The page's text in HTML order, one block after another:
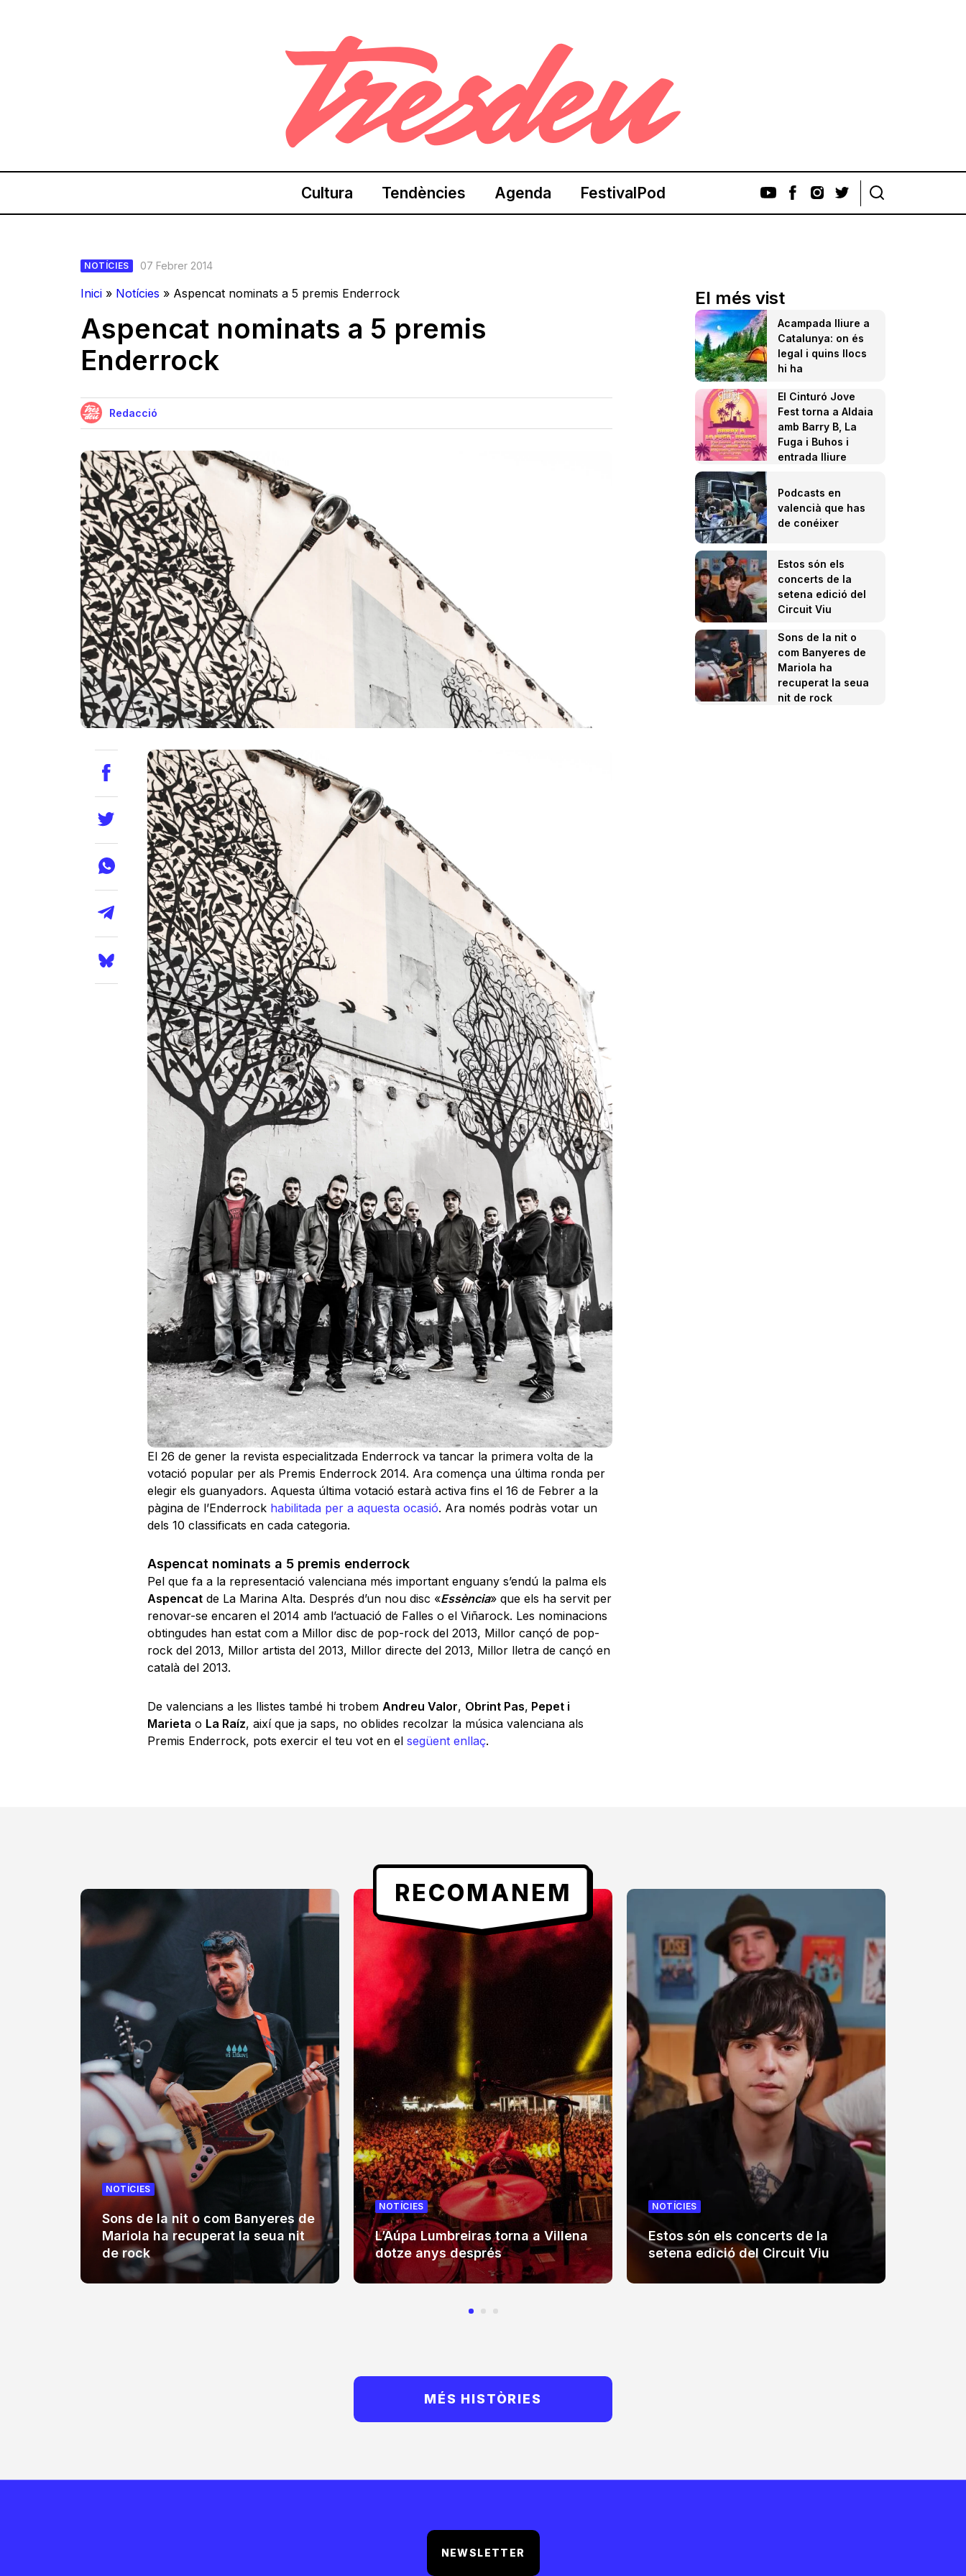
Cultura Tendències Agenda FestivalPod
NOTÍCIES 07 Febrer 2014
Inici » Notícies » Aspencat nominats a 5 premis Enderrock
Aspencat nominats a 5 premis
Enderrock
Redacció
El 26 de gener la revista especialitzada Enderrock va tancar la primera volta de la
votació popular per als Premis Enderrock 2014. Ara comença una última ronda per
elegir els guanyadors. Aquesta última votació estarà activa fins el 16 de Febrer a la
pàgina de l’Enderrock habilitada per a aquesta ocasió. Ara només podràs votar un
dels 10 classificats en cada categoria.
Aspencat nominats a 5 premis enderrock
Pel que fa a la representació valenciana més important enguany s’endú la palma els
Aspencatde La Marina Alta. Després d’un nou disc «Essència» que els ha servit per
renovar-se encaren el 2014 amb l’actuació de Falles o el Viñarock. Les nominacions
obtingudes han estat com a Millor disc de pop-rock del 2013, Millor cançó de pop-
rock del 2013, Millor artista del 2013, Millor directe del 2013, Millor lletra de cançó en
català del 2013.
De valencians a les llistes també hi trobem Andreu Valor, Obrint Pas, Pepet i
Marieta o La Raíz, així que ja saps, no oblides recolzar la música valenciana als
Premis Enderrock, pots exercir el teu vot en el següent enllaç.
El més vist
Acampada lliure a
Catalunya: on és
legal i quins llocs
hi ha
El Cinturó Jove
Fest torna a Aldaia
amb Barry B, La
Fuga i Buhos i
entrada lliure
Podcasts en
valencià que has
de conéixer
Estos són els
concerts de la
setena edició del
Circuit Viu
Sons de la nit o
com Banyeres de
Mariola ha
recuperat la seua
nit de rock
RECOMANEM
NOTÍCIES
Sons de la nit o com Banyeres de
Mariola ha recuperat la seua nit
de rock
NOTÍCIES
L’Aúpa Lumbreiras torna a Villena
dotze anys després
NOTÍCIES
Estos són els concerts de la
setena edició del Circuit Viu
MÉS HISTÒRIES
NEWSLETTER